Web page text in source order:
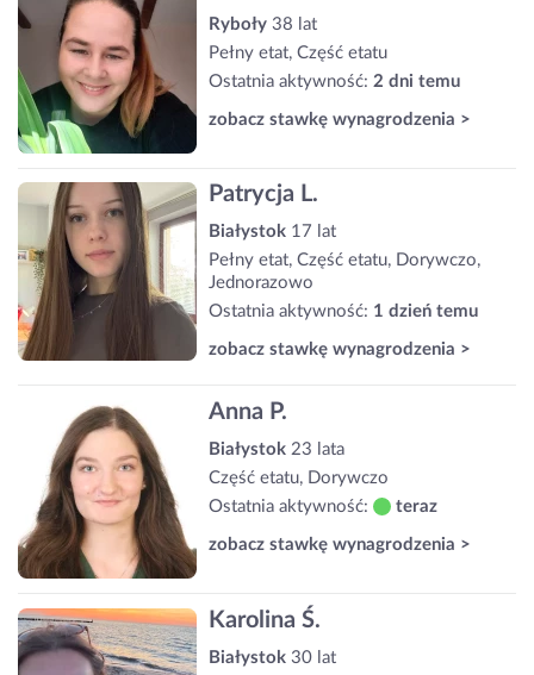
Ryboły 38 lat
Pełny etat, Część etatu
Ostatnia aktywność: 2 dni temu
zobacz stawkę wynagrodzenia >
Patrycja L.
Białystok 17 lat
Pełny etat, Część etatu, Dorywczo,
Jednorazowo
Ostatnia aktywność: 1 dzień temu
zobacz stawkę wynagrodzenia >
Anna P.
Białystok 23 lata
Część etatu, Dorywczo
Ostatnia aktywność:
teraz
zobacz stawkę wynagrodzenia >
Karolina Ś.
Białystok 30 lat